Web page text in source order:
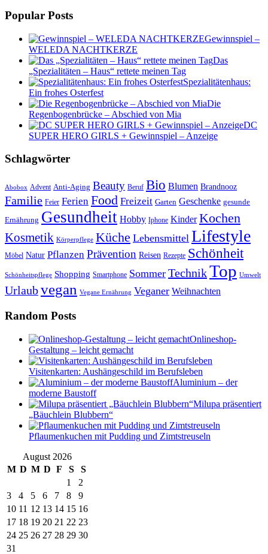
Popular Posts
Gewinnspiel –
WELEDA NACHTKERZE
Das
„Spezialitäten – Haus“ rettete meinen Tag
Spezialitätenhaus:
Ein frohes Osterfest
Die
Regenbogenbrücke – Abschied von Mia
DC
SUPER HERO GIRLS + Gewinnspiel – Anzeige
Schlagwörter
Abobox Advent Anti-Aging Beauty Beruf Bio Blumen Brandnooz
Familie Feier Ferien Food Freizeit Garten Geschenke gesunde
Ernährung Gesundheit Hobby Iphone Kinder Kochen
Kosmetik Körperpflege Küche Lebensmittel Lifestyle
Möbel Natur Pflanzen Prävention Reisen Rezepte Schönheit
Schönheitspflege Shopping Smartphone Sommer TechnikTop Umwelt
Urlaubvegan Vegane Ernährung Veganer Weihnachten
Random Posts
Onlineshop-
Gestaltung – leicht gemacht
Visitenkarten: Aushängeschild im Berufsleben
Aluminium – der
moderne Baustoff
Milupa präsentiert
„Bäuchlein Blubbern“
Pflaumenkuchen mit Pudding und Zimtstreuseln
August 2026
M D M D F S
S
1
2
3
4 5 6 7 8
9
10 11 12 13 14 15 16
17 18 19 20 21 22 23
24 25 26 27 28 29 30
31